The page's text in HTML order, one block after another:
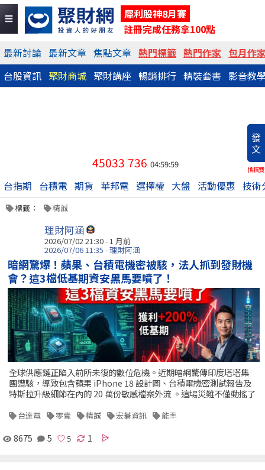
犀利股神8月賽
註冊完成任務拿100點
最新討論 最新文章 焦點文章 熱門標籤 熱門作家 包月作
台股資訊 聚財商城 聚財講座 暢銷排行 精裝套書 影音教
發
文
換稿費
45033 736 04:59:59
台指期 台積電 期貨 華邦電 選擇權 大盤 活動優惠 技術
標籤： 精誠
理財阿涵
2026/07/02 21:30 - 1 月前
2026/07/06 11:35 - 理財阿涵
暗網驚爆！蘋果、台積電機密被駭，法人抓到發財機
會？這3檔低基期資安黑馬要噴了！
全球供應鏈正陷入前所未復的數位危機。近期暗網驚傳印度塔塔集
團遭駭，導致包含蘋果 iPhone 18 設計圖、台積電機密測試報告及
特斯拉升級細節在內的 20 萬份敏感檔案外流 。這場災難不僅動搖了
台達電 零壹 精誠 宏碁資訊 能率
8675 5 1